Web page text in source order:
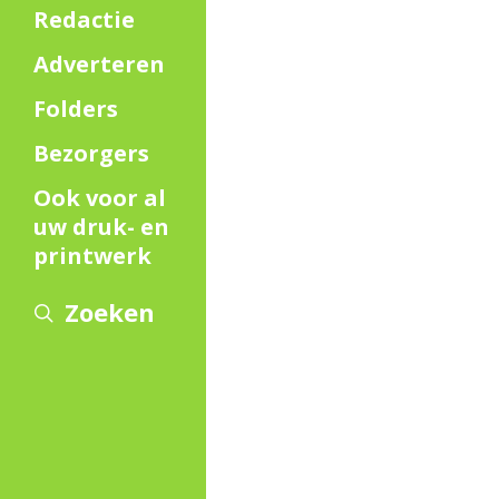
Redactie
Adverteren
Folders
Bezorgers
Ook voor al
uw druk- en
printwerk
Zoeken